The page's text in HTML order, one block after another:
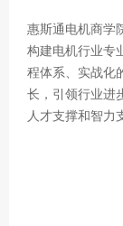
惠斯通电机商学
构建电机行业专
程体系、实战化
长，引领行业进
人才支撑和智力